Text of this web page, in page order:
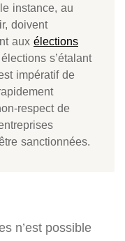
instance, au
doivent
aux élections
s’étalant
impératif de
respect de
sanctionnées.
n’est possible